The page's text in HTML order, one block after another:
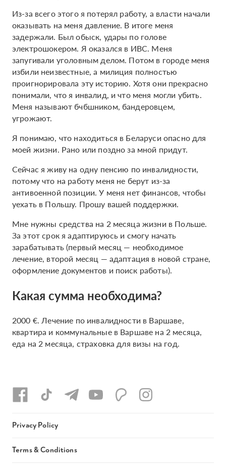
Из-за всего этого я потерял работу, а власти начали
оказывать на меня давление. В итоге меня
задержали. Был обыск, удары по голове
электрошокером. Я оказался в ИВС. Меня
запугивали уголовным делом. Потом в городе меня
избили неизвестные, а милиция полностью
проигнорировала эту историю. Хотя они прекрасно
понимали, что я инвалид, и что меня могли убить.
Меня называют бчбшником, бандеровцем,
угрожают.
Я понимаю, что находиться в Беларуси опасно для
моей жизни. Рано или поздно за мной придут.
Сейчас я живу на одну пенсию по инвалидности,
потому что на работу меня не берут из-за
антивоенной позиции. У меня нет финансов, чтобы
уехать в Польшу. Прошу вашей поддержки.
Мне нужны средства на 2 месяца жизни в Польше.
За этот срок я адаптируюсь и смогу начать
зарабатывать (первый месяц — необходимое
лечение, второй месяц — адаптация в новой стране,
оформление документов и поиск работы).
Какая сумма необходима?
2000 €. Лечение по инвалидности в Варшаве,
квартира и коммунальные в Варшаве на 2 месяца,
еда на 2 месяца, страховка для визы на год.
Privacy Policy
Terms & Conditions